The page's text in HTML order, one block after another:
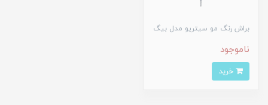
براش رنگ مو سیتریو مدل بیگ
ناموجود